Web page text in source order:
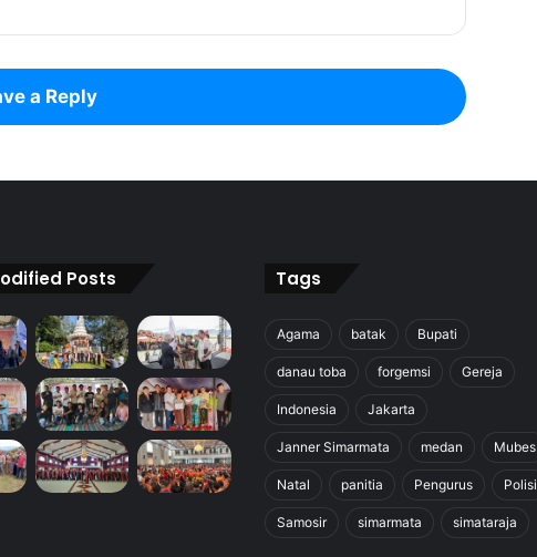
a Reply
Posts Tags
Agama batak Bupati
danau toba forgemsi Gereja
Indonesia Jakarta
Janner Simarmata medan Mubes
Natal panitia Pengurus Polisi
Samosir simarmata simataraja